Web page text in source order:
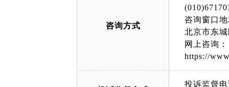
咨询方式
咨询窗口
北京市东
网上咨询：
https://
投诉监督